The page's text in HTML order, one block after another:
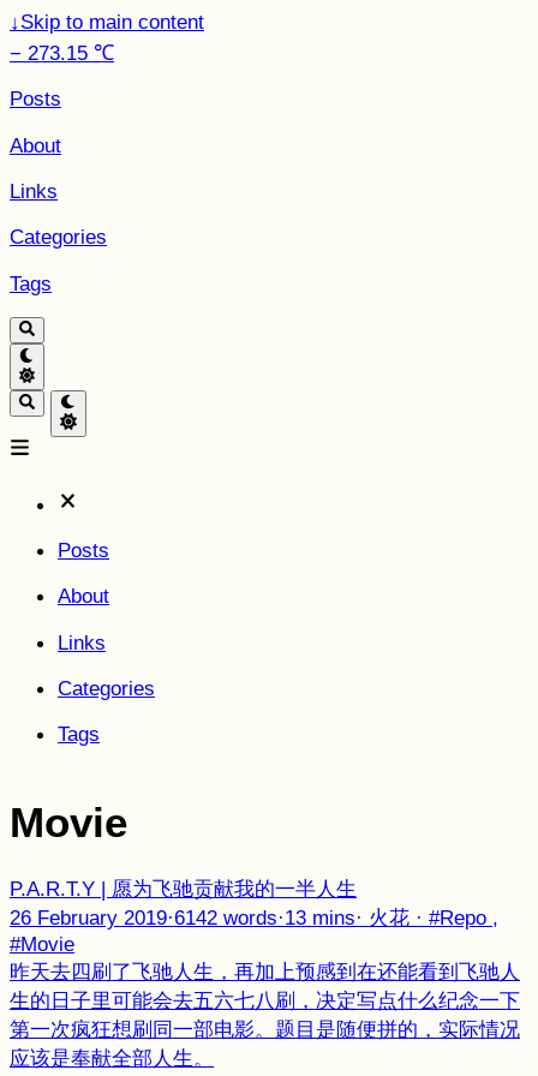
↓Skip to main content
− 273.15 ℃
Posts
About
Links
Categories
Tags
Posts
About
Links
Categories
Tags
Movie
P.A.R.T.Y | 愿为飞驰贡献我的一半人生
26 February 2019·6142 words·13 mins· 火花 · #Repo ,
#Movie
昨天去四刷了飞驰人生，再加上预感到在还能看到飞驰人
生的日子里可能会去五六七八刷，决定写点什么纪念一下
第一次疯狂想刷同一部电影。题目是随便拼的，实际情况
应该是奉献全部人生。